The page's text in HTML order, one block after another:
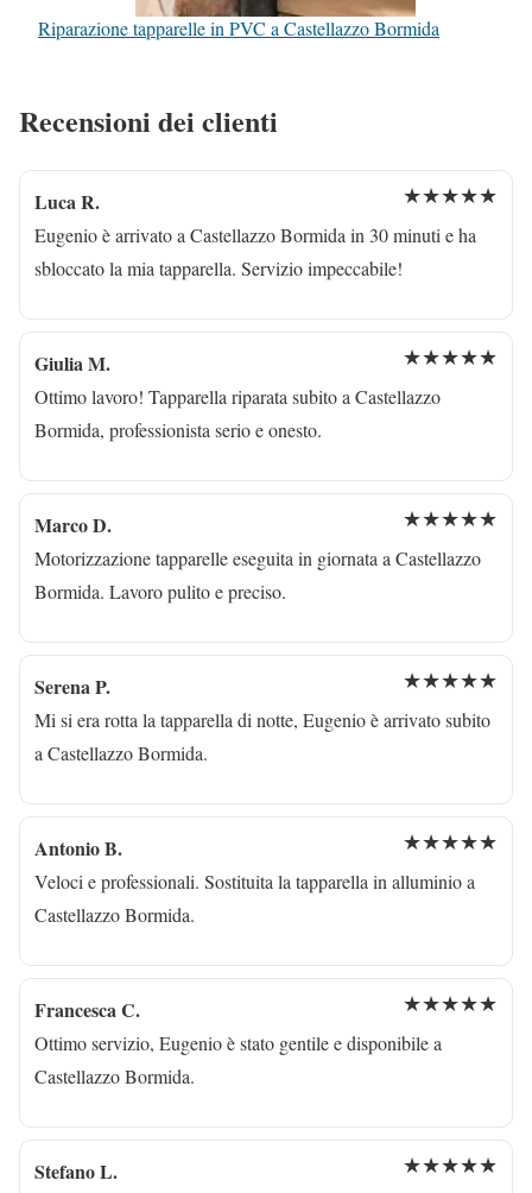
Riparazione tapparelle in PVC a Castellazzo Bormida
Recensioni dei clienti
Luca R. ★★★★★
Eugenio è arrivato a Castellazzo Bormida in 30 minuti e ha
sbloccato la mia tapparella. Servizio impeccabile!
Giulia M. ★★★★★
Ottimo lavoro! Tapparella riparata subito a Castellazzo
Bormida, professionista serio e onesto.
Marco D. ★★★★★
Motorizzazione tapparelle eseguita in giornata a Castellazzo
Bormida. Lavoro pulito e preciso.
Serena P. ★★★★★
Mi si era rotta la tapparella di notte, Eugenio è arrivato subito
a Castellazzo Bormida.
Antonio B. ★★★★★
Veloci e professionali. Sostituita la tapparella in alluminio a
Castellazzo Bormida.
Francesca C. ★★★★★
Ottimo servizio, Eugenio è stato gentile e disponibile a
Castellazzo Bormida.
Stefano L. ★★★★★